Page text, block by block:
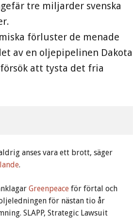
tre miljarder svenska
förluster de menade
av en oljepipelinen Dakota
att tysta det fria
anses vara ett brott, säger
.
Greenpeace för förtal och
för nästan tio år
SLAPP, Strategic Lawsuit